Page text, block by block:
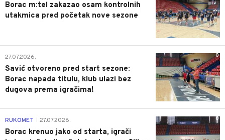
Borac m:tel zakazao osam kontrolnih
utakmica pred početak nove sezone
0
27.07.2026.
Savić otvoreno pred start sezone:
Borac napada titulu, klub ulazi bez
dugova prema igračima!
0
RUKOMET 27.07.2026.
Borac krenuo jako od starta, igrači